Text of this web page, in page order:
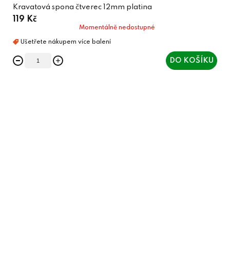
Kravatová spona čtverec 12mm platina
119 Kč
Momentálně nedostupné
DO KOŠÍKU